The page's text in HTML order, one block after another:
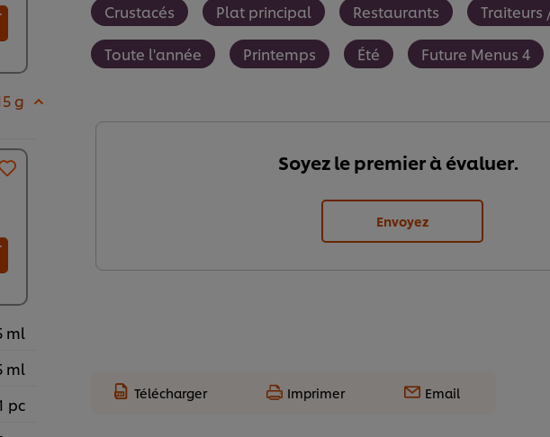
g
ml
ml
pc
Crustacés Plat principal Restaurants Traiteurs
Toute l'année Printemps Été Future Menus 4
Soyez le premier à évaluer.
Envoyez
Télécharger Imprimer Email